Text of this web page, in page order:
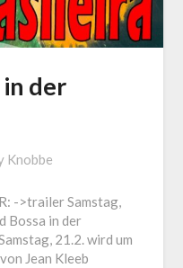
der
Knobbe
->trailer Samstag,
Bossa in der
21.2. wird um
Jean Kleeb